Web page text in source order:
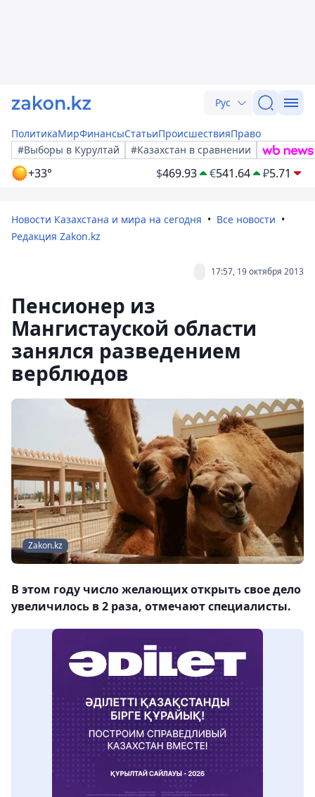
Рус
ПолитикаМирФинансыСтатьиПроисшествияПраво
#Выборы в Курултай
#Казахстан в сравнении
+33° $469.93 €541.64 ₽5.71
Новости Казахстана и мира на сегодня
Все новости
Редакция Zakon.kz
17:57, 19 октября 2013
Пенсионер из
Мангистауской области
занялся разведением
верблюдов
Zakon.kz
В этом году число желающих открыть свое дело
увеличилось в 2 раза, отмечают специалисты.